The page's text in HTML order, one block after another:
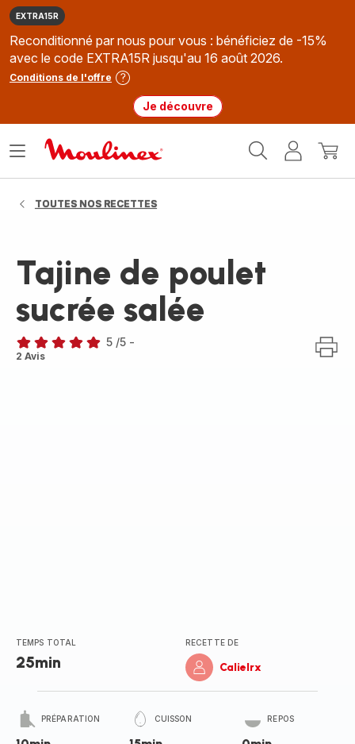
EXTRA15R
Reconditionné par nous pour vous : bénéficiez de -15%
avec le code EXTRA15R jusqu'au 16 août 2026.
Conditions de l'offre
Je découvre
MonMon
Ouvrir
TOUTES NOS RECETTES
Tajine de poulet
sucrée salée
Avis
5 /5 -
2 Avis
TEMPS TOTAL
25min
RECETTE DE
Calielrx
PRÉPARATION CUISSON REPOS